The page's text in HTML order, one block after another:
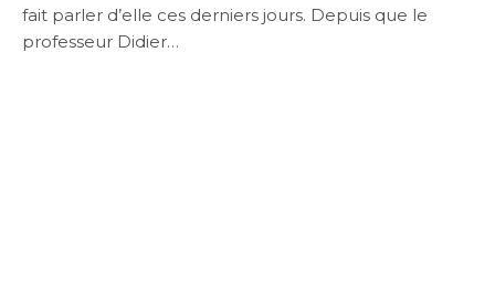
fait parler d’elle ces derniers jours. Depuis que le
professeur Didier…